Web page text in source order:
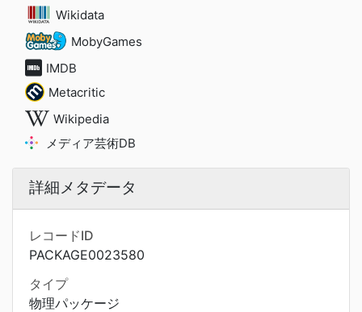
Wikidata
MobyGames
IMDB
Metacritic
Wikipedia
メディア芸術DB
詳細メタデータ
レコードID
PACKAGE0023580
タイプ
物理パッケージ